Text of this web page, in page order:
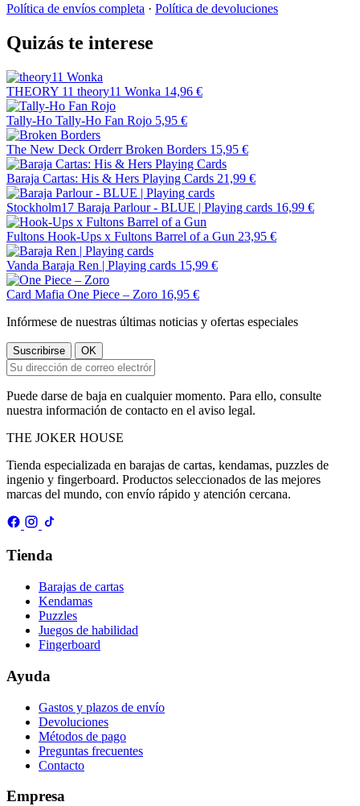
Política de envíos completa · Política de devoluciones
Quizás te interese
THEORY 11 theory11 Wonka 14,96 €
Tally-Ho Tally-Ho Fan Rojo 5,95 €
The New Deck Orderr Broken Borders 15,95 €
Baraja Cartas: His & Hers Playing Cards 21,99 €
Stockholm17 Baraja Parlour - BLUE | Playing cards 16,99 €
Fultons Hook-Ups x Fultons Barrel of a Gun 23,95 €
Vanda Baraja Ren | Playing cards 15,99 €
Card Mafia One Piece – Zoro 16,95 €
Infórmese de nuestras últimas noticias y ofertas especiales
Puede darse de baja en cualquier momento. Para ello, consulte
nuestra información de contacto en el aviso legal.
THE JOKER HOUSE
Tienda especializada en barajas de cartas, kendamas, puzzles de
ingenio y fingerboard. Productos seleccionados de las mejores
marcas del mundo, con envío rápido y atención cercana.
Tienda
Barajas de cartas
Kendamas
Puzzles
Juegos de habilidad
Fingerboard
Ayuda
Gastos y plazos de envío
Devoluciones
Métodos de pago
Preguntas frecuentes
Contacto
Empresa